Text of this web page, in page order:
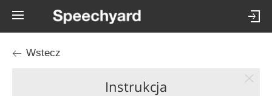
Wstecz
Instrukcja